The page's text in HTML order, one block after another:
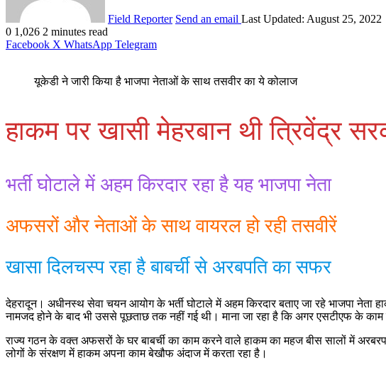
Field Reporter Send an email Last Updated: August 25, 2022
0 1,026 2 minutes read
Facebook X WhatsApp Telegram
यूकेडी ने जारी किया है भाजपा नेताओं के साथ तसवीर का ये कोलाज
हाकम पर खासी मेहरबान थी त्रिवेंद्र
भर्ती घोटाले में अहम किरदार रहा है यह भाजपा नेता
अफसरों और नेताओं के साथ वायरल हो रही तसवीरें
खासा दिलचस्प रहा है बाबर्ची से अरबपति का सफर
देहरादून। अधीनस्थ सेवा चयन आयोग के भर्ती घोटाले में अहम किरदार बताए जा रहे भाजपा नेता
नामजद होने के बाद भी उससे पूछताछ तक नहीं गई थी। माना जा रहा है कि अगर एसटीएफ के
राज्य गठन के वक्त अफसरों के घर बाबर्ची का काम करने वाले हाकम का महज बीस सालों में
लोगों के संरक्षण में हाकम अपना काम बेखौफ अंदाज में करता रहा है।